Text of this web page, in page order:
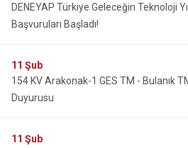
DENEYAP Türkiye Geleceğin Teknoloji
Başvuruları Başladı!
11 Şub
154 KV Arakonak-1 GES TM - Bulanık
Duyurusu
11 Şub